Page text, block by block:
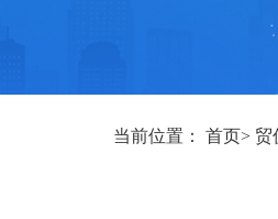
当前位置： 首页> 贸